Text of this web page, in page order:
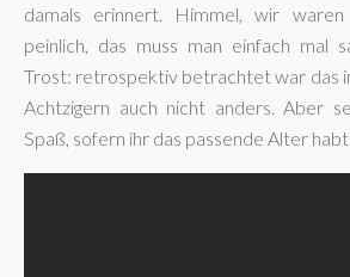
damals erinnert. Himmel, wir waren
peinlich, das muss man einfach mal
Trost: retrospektiv betrachtet war das
Achtzigern auch nicht anders. Aber
Spaß, sofern ihr das passende Alter